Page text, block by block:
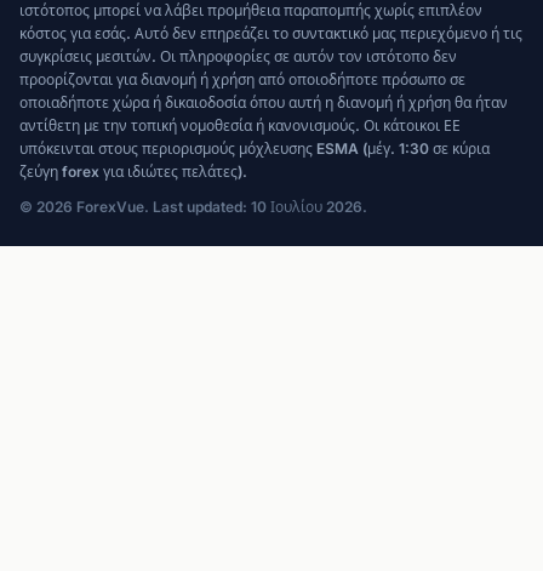
ιστότοπος μπορεί να λάβει προμήθεια παραπομπής χωρίς επιπλέον
κόστος για εσάς. Αυτό δεν επηρεάζει το συντακτικό μας περιεχόμενο ή τις
συγκρίσεις μεσιτών. Οι πληροφορίες σε αυτόν τον ιστότοπο δεν
προορίζονται για διανομή ή χρήση από οποιοδήποτε πρόσωπο σε
οποιαδήποτε χώρα ή δικαιοδοσία όπου αυτή η διανομή ή χρήση θα ήταν
αντίθετη με την τοπική νομοθεσία ή κανονισμούς. Οι κάτοικοι ΕΕ
υπόκεινται στους περιορισμούς μόχλευσης ESMA (μέγ. 1:30 σε κύρια
ζεύγη forex για ιδιώτες πελάτες).
© 2026 ForexVue. Last updated: 10 Ιουλίου 2026.